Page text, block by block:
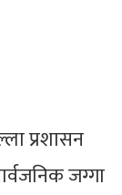
प्रशासन
जग्गा